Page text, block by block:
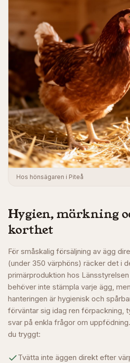
Hos hönsägaren i Piteå
Hygien, märkning
korthet
För småskalig försäljning av ägg
(under 350 värphöns) räcker det i
primärproduktion hos Länsstyrelsen
behöver inte stämpla varje ägg,
hanteringen är hygienisk och
förväntar sig idag ren förpackning,
svar på enkla frågor om
du tryggt:
Tvätta inte äggen direkt efter